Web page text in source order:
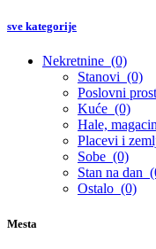
sve kategorije
Nekretnine (0)
Stanovi (0)
Poslovni
Kuće (0)
Hale,
Placevi i
Sobe (0)
Stan na dan
Ostalo (0)
Mesta